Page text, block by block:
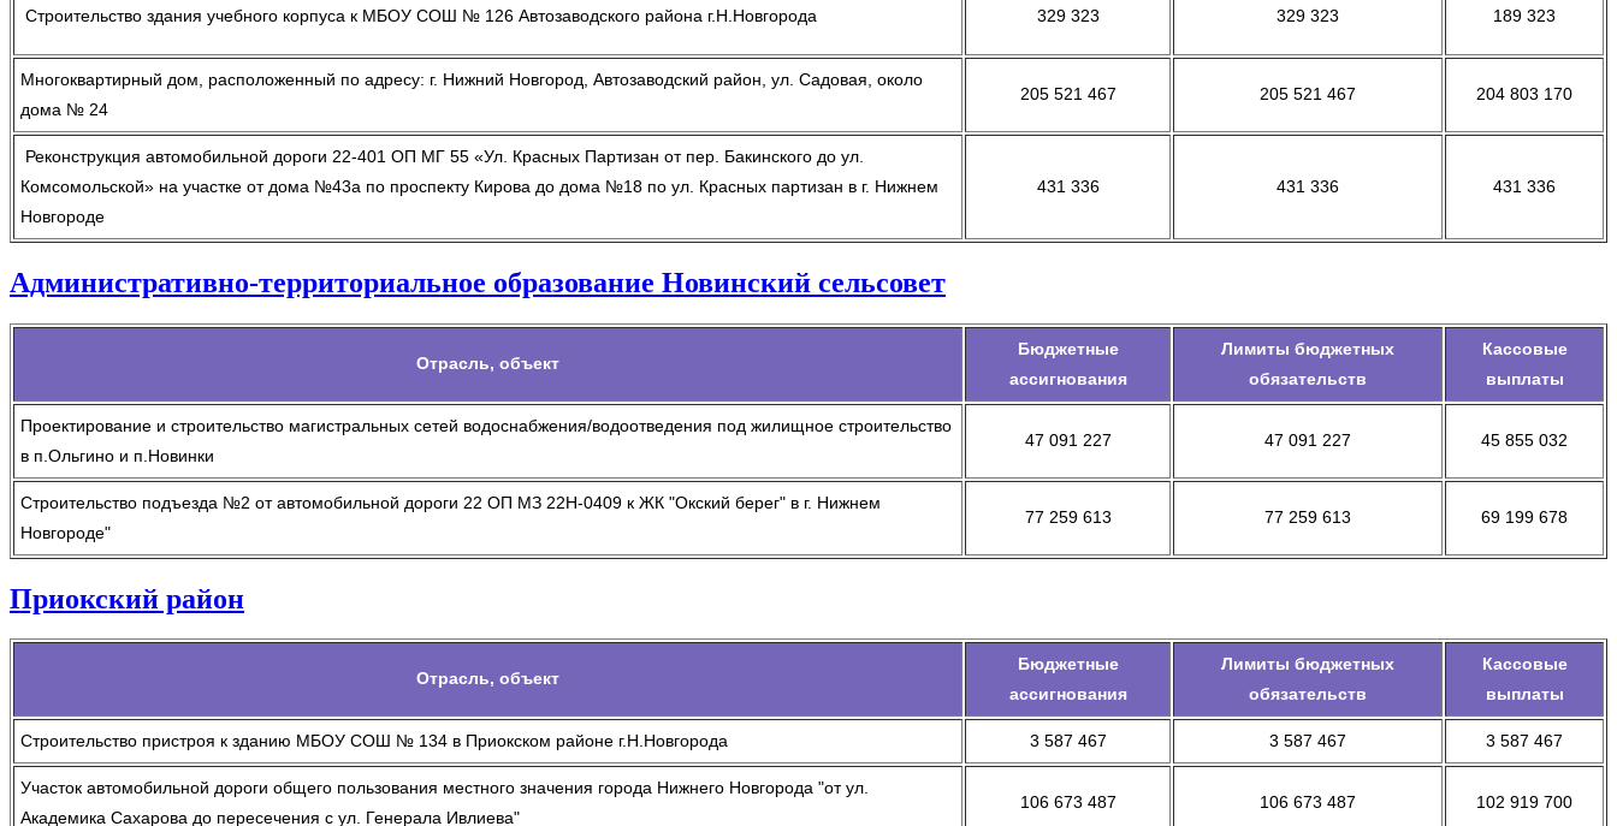
Строительство здания учебного корпуса к МБОУ СОШ № 126 Автозаводского района г.Н.Новгорода 329 323 329 323 189 323
Многоквартирный дом, расположенный по адресу: г. Нижний Новгород, Автозаводский район, ул. Садовая, около
дома № 24
205 521 467 205 521 467 204 803 170
Реконструкция автомобильной дороги 22-401 ОП МГ 55 «Ул. Красных Партизан от пер. Бакинского до ул.
Комсомольской» на участке от дома №43а по проспекту Кирова до дома №18 по ул. Красных партизан в г. Нижнем
Новгороде
431 336 431 336 431 336
Административно-территориальное образование Новинский сельсовет
Отрасль, объект
Бюджетные
ассигнования
Лимиты бюджетных
обязательств
Кассовые
выплаты
Проектирование и строительство магистральных сетей водоснабжения/водоотведения под жилищное строительство
в п.Ольгино и п.Новинки
47 091 227 47 091 227 45 855 032
Строительство подъезда №2 от автомобильной дороги 22 ОП МЗ 22Н-0409 к ЖК "Окский берег" в г. Нижнем
Новгороде"
77 259 613 77 259 613 69 199 678
Приокский район
Отрасль, объект
Бюджетные
ассигнования
Лимиты бюджетных
обязательств
Кассовые
выплаты
Строительство пристроя к зданию МБОУ СОШ № 134 в Приокском районе г.Н.Новгорода 3 587 467 3 587 467 3 587 467
Участок автомобильной дороги общего пользования местного значения города Нижнего Новгорода "от ул.
Академика Сахарова до пересечения с ул. Генерала Ивлиева"
106 673 487 106 673 487 102 919 700